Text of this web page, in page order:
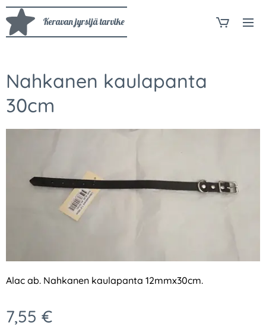
Keravan jyrsijä tarvike
Nahkanen kaulapanta
30cm
Alac ab. Nahkanen kaulapanta 12mmx30cm.
7,55 €